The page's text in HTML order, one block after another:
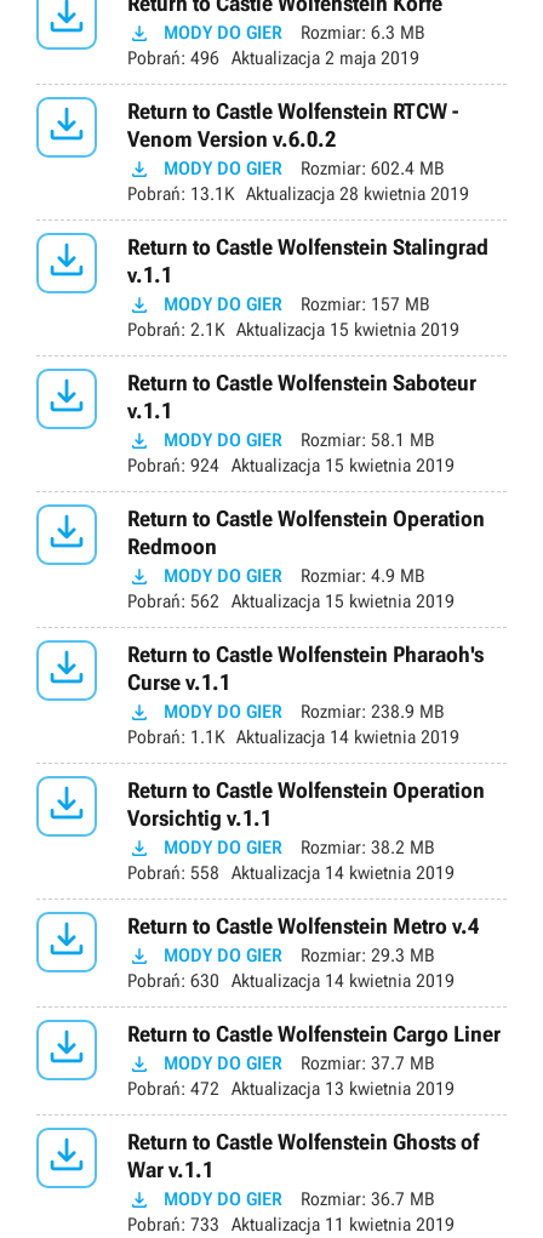
  MODY DO GIER Rozmiar: 6.3 MB
Pobrań: 496 Aktualizacja 2 maja 2019

Return to Castle Wolfenstein RTCW -
Venom Version v.6.0.2
 MODY DO GIER Rozmiar: 602.4 MB
Pobrań: 13.1K Aktualizacja 28 kwietnia 2019

Return to Castle Wolfenstein Stalingrad
v.1.1
 MODY DO GIER Rozmiar: 157 MB
Pobrań: 2.1K Aktualizacja 15 kwietnia 2019

Return to Castle Wolfenstein Saboteur
v.1.1
 MODY DO GIER Rozmiar: 58.1 MB
Pobrań: 924 Aktualizacja 15 kwietnia 2019

Return to Castle Wolfenstein Operation
Redmoon
 MODY DO GIER Rozmiar: 4.9 MB
Pobrań: 562 Aktualizacja 15 kwietnia 2019

Return to Castle Wolfenstein Pharaoh's
Curse v.1.1
 MODY DO GIER Rozmiar: 238.9 MB
Pobrań: 1.1K Aktualizacja 14 kwietnia 2019

Return to Castle Wolfenstein Operation
Vorsichtig v.1.1
 MODY DO GIER Rozmiar: 38.2 MB
Pobrań: 558 Aktualizacja 14 kwietnia 2019
 Return to Castle Wolfenstein Metro v.4
 MODY DO GIER Rozmiar: 29.3 MB
Pobrań: 630 Aktualizacja 14 kwietnia 2019
 Return to Castle Wolfenstein Cargo Liner
 MODY DO GIER Rozmiar: 37.7 MB
Pobrań: 472 Aktualizacja 13 kwietnia 2019

Return to Castle Wolfenstein Ghosts of
War v.1.1
 MODY DO GIER Rozmiar: 36.7 MB
Pobrań: 733 Aktualizacja 11 kwietnia 2019